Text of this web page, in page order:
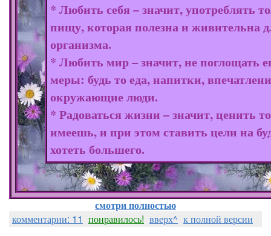
* Любить себя – значит, употреблять
пищу, которая полезна и живительна
организма.
* Любить мир – значит, не поглощать
меры: будь то еда, напитки,
окружающие люди.
* Радоваться жизни – значит, ценить
имеешь, и при этом ставить цели на
хотеть большего.
смотри полностью
комментарии: 11 понравилось! вверх^ к полной версии